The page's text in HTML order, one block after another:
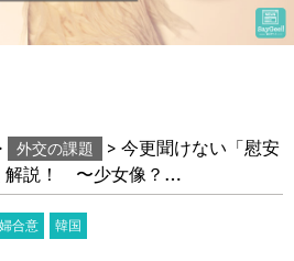
外交の課題 > 今更聞けない「慰安
解説！ 〜少女像？…
合意 韓国